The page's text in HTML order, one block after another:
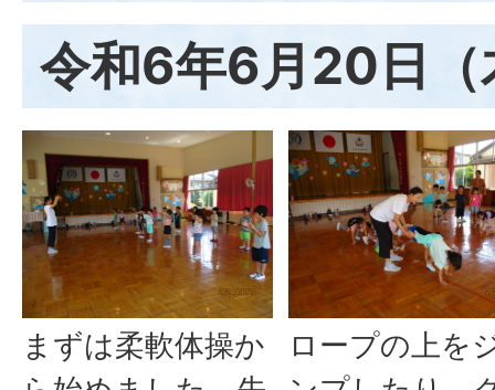
令和6年6月20日（
まずは柔軟体操か
ロープの上を